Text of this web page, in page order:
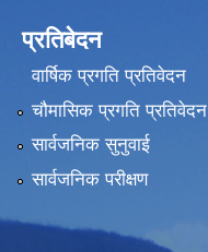
प्रतिबेदन
वार्षिक प्रगति प्रतिवेदन
चौमासिक प्रगति प्रतिवेदन
सार्वजनिक सुनुवाई
सार्वजनिक परीक्षण